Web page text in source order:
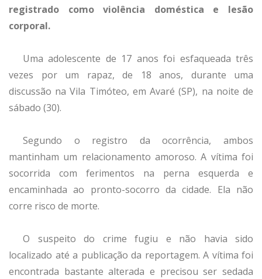
registrado como violência doméstica e lesão
corporal.
Uma adolescente de 17 anos foi esfaqueada três
vezes por um rapaz, de 18 anos, durante uma
discussão na Vila Timóteo, em Avaré (SP), na noite de
sábado (30).
Segundo o registro da ocorrência, ambos
mantinham um relacionamento amoroso. A vítima foi
socorrida com ferimentos na perna esquerda e
encaminhada ao pronto-socorro da cidade. Ela não
corre risco de morte.
O suspeito do crime fugiu e não havia sido
localizado até a publicação da reportagem. A vítima foi
encontrada bastante alterada e precisou ser sedada